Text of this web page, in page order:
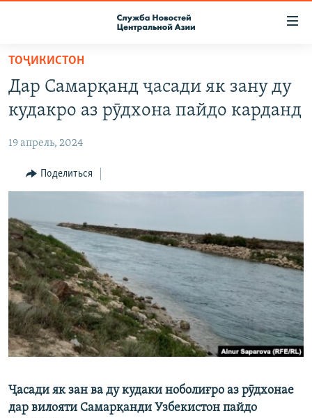
Вернуться
основному
содержанию
Вернутся
навигации
Вернутся
поиску
ПОДПИСКА
КОНТАКТЫ
RFE/RL ДИРЕКТ
НАСТОЯЩЕЕ ВРЕМЯ
ТОҶИКИСТОН
Дар Самарқанд ҷасади як зану ду
кудакро аз рӯдхона пайдо карданд
19 апрель, 2024
Поделиться
Ҷасади як зан ва ду кудаки ноболиғро аз рӯдхонае
дар вилояти Самарқанди Узбекистон пайдо